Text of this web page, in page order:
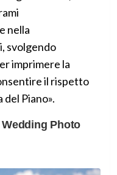
nella
svolgendo
imprimere la
il rispetto
del Piano».